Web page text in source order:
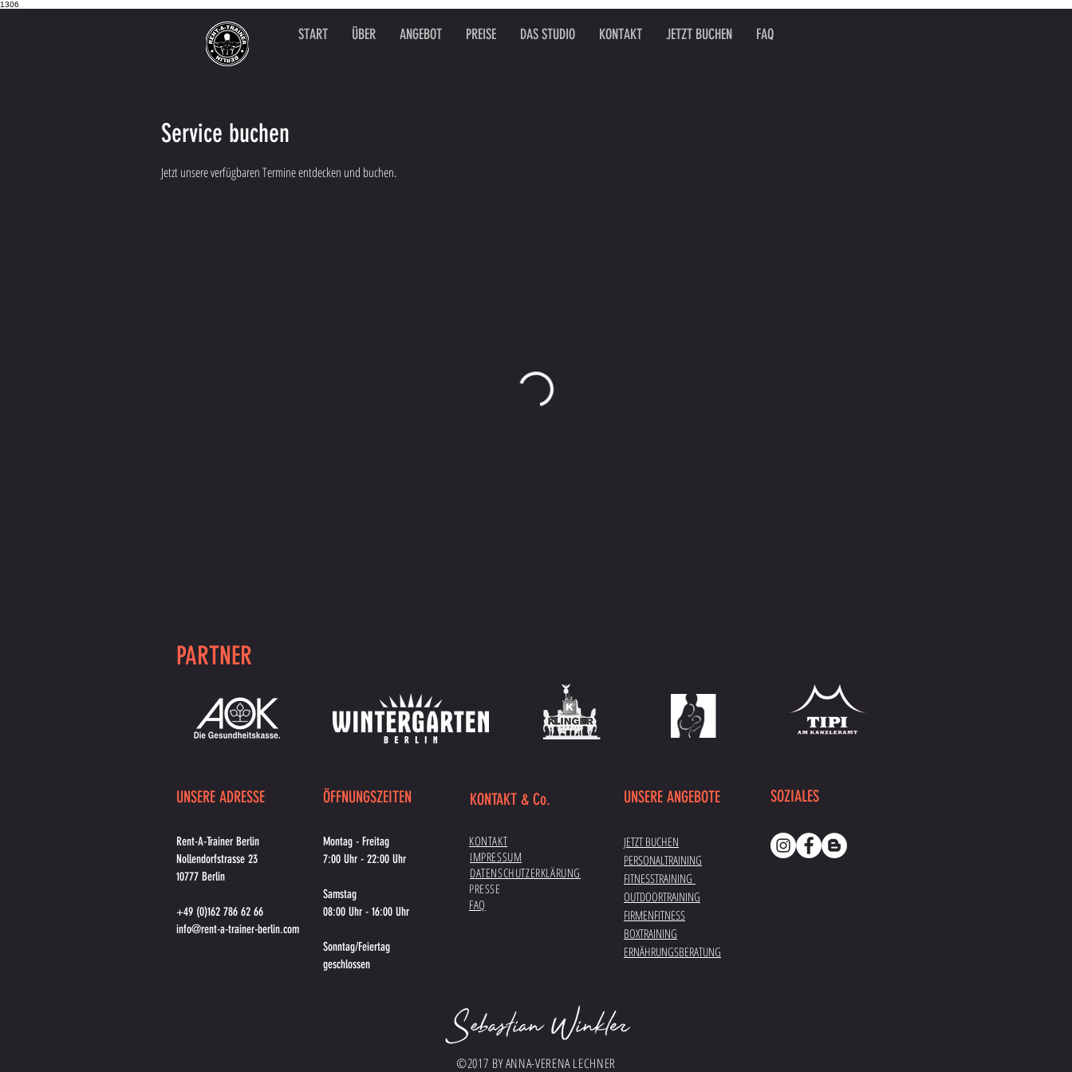
1306
START ÜBER ANGEBOT PREISE DAS STUDIO KONTAKT JETZT BUCHEN FAQ
Service buchen
Jetzt unsere verfügbaren Termine entdecken und buchen.
PARTNER
UNSERE ADRESSE
Rent-A-Trainer Berlin
Nollendorfstrasse 23
10777 Berlin
+49 (0)162 786 62 66
info@rent-a-trainer-berlin.com
ÖFFNUNGSZEITEN
Montag - Freitag
7:00 Uhr - 22:00 Uhr
Samstag
08:00 Uhr - 16:00 Uhr
Sonntag/Feiertag
geschlossen
UNSERE ANGEBOTE
JETZT BUCHEN
PERSONALTRAINING
FITNESSTRAINING
OUTDOORTRAINING
FIRMENFITNESS
BOXTRAINING
ERNÄHRUNGSBERATUNG
KONTAKT & Co.
IMPRESSUM
DATENSCHUTZERKLÄRUNG
KONTAKT
PRESSE
FAQ
SOZIALES
©2017 BY ANNA-VERENA LECHNER